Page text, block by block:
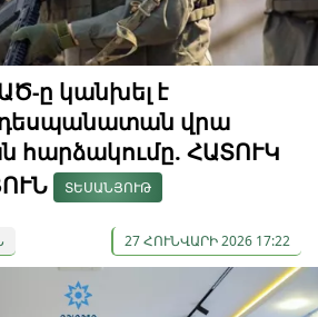
ը կանխել է
դեսպանատան վրա
հարձակումը. ՀԱՏՈՒԿ
ՏԵՍԱՆՅՈՒԹ
27 ՀՈՒՆՎԱՐԻ 2026 17:22